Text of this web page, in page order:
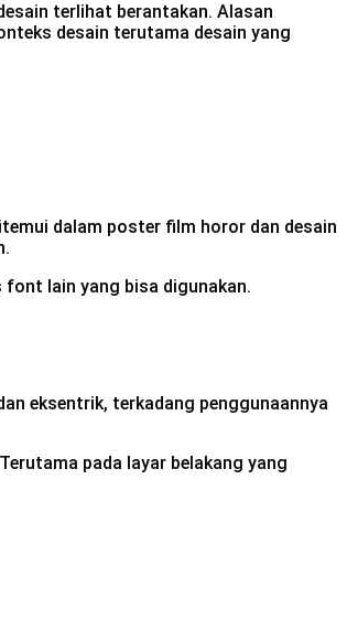
terlihat berantakan. Alasan
desain terutama desain yang
dalam poster film horor dan desain
font lain yang bisa digunakan.
eksentrik, terkadang penggunaannya
pada layar belakang yang